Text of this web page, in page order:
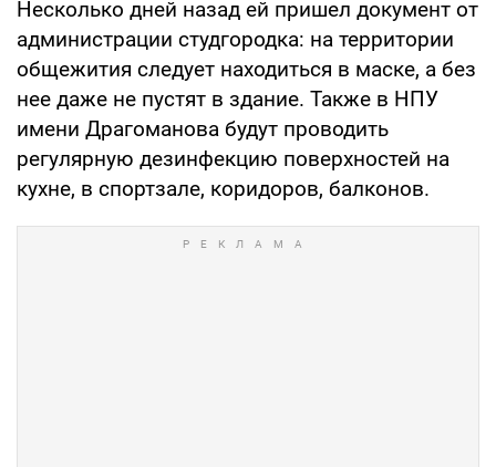
Несколько дней назад ей пришел документ от
администрации студгородка: на территории
общежития следует находиться в маске, а без
нее даже не пустят в здание. Также в НПУ
имени Драгоманова будут проводить
регулярную дезинфекцию поверхностей на
кухне, в спортзале, коридоров, балконов.